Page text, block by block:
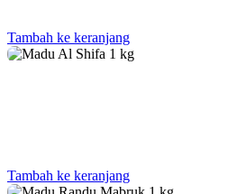
Tambah ke keranjang
Tambah ke keranjang